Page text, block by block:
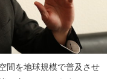
間を地球規模で普及させ